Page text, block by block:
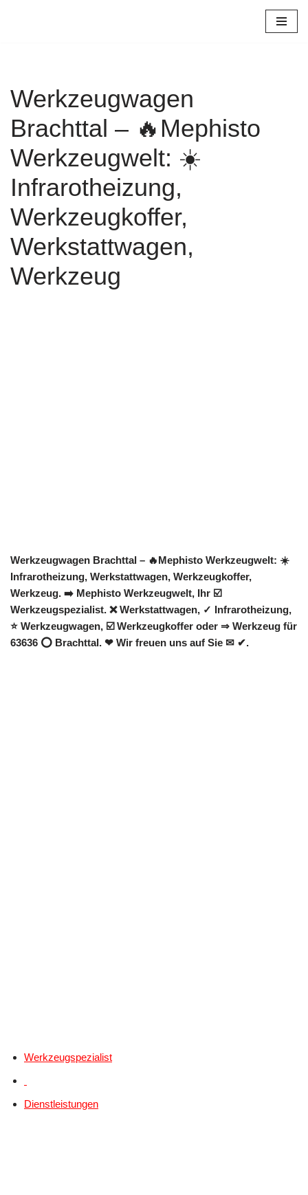
Werkzeugwagen
Brachttal – 🔥Mephisto
Werkzeugwelt: ☀️
Infrarotheizung,
Werkzeugkoffer,
Werkstattwagen,
Werkzeug
Werkzeugwagen Brachttal – 🔥Mephisto Werkzeugwelt: ☀️
Infrarotheizung, Werkstattwagen, Werkzeugkoffer,
Werkzeug. ➡️ Mephisto Werkzeugwelt, Ihr ☑️
Werkzeugspezialist. ❌ Werkstattwagen, ✓ Infrarotheizung,
⭐ Werkzeugwagen, ☑️ Werkzeugkoffer oder ⇒ Werkzeug für
63636 ⭕ Brachttal. ❤ Wir freuen uns auf Sie ✉ ✔.
Werkzeugspezialist
Dienstleistungen